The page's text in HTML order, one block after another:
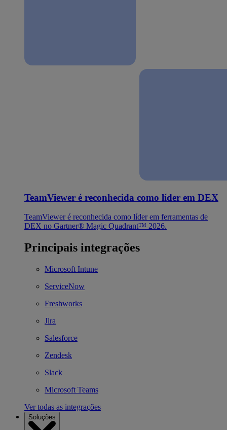
TeamViewer é reconhecida como líder em DEX
TeamViewer é reconhecida como líder em ferramentas de
DEX no Gartner® Magic Quadrant™ 2026.
Principais integrações
Microsoft Intune
ServiceNow
Freshworks
Jira
Salesforce
Zendesk
Slack
Microsoft Teams
Ver todas as integrações
Soluções